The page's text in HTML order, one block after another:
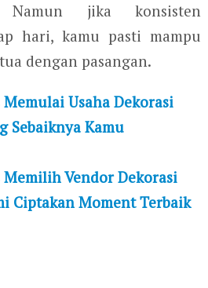
jika konsisten
hari, kamu pasti mampu
dengan pasangan.
Usaha Dekorasi
Sebaiknya Kamu
Memilih Vendor Dekorasi
Ciptakan Moment Terbaik